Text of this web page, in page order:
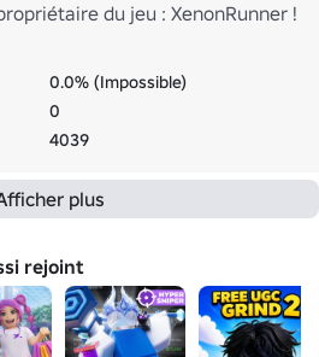
du jeu : XenonRunner !
0.0% (Impossible)
0
4039
plus
rejoint